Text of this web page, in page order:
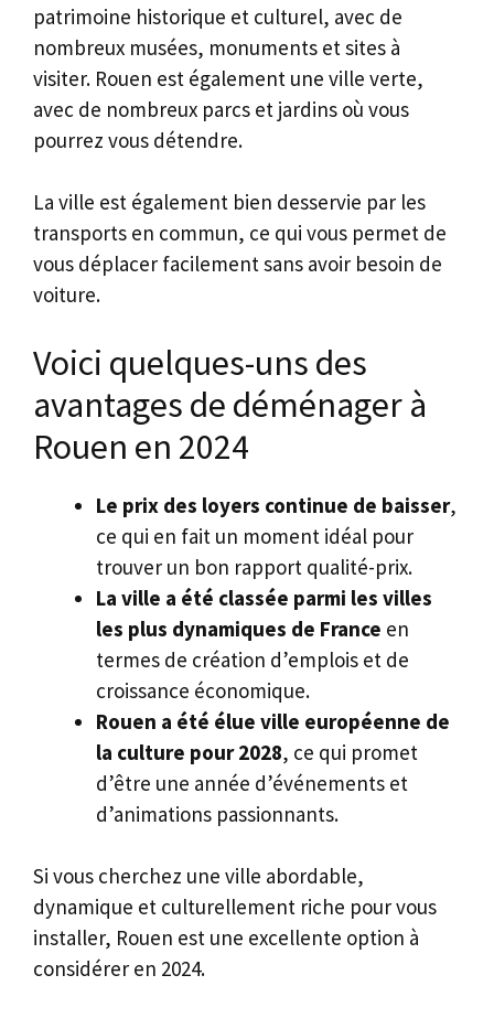
patrimoine historique et culturel, avec de
nombreux musées, monuments et sites à
visiter. Rouen est également une ville verte,
avec de nombreux parcs et jardins où vous
pourrez vous détendre.
La ville est également bien desservie par les
transports en commun, ce qui vous permet de
vous déplacer facilement sans avoir besoin de
voiture.
Voici quelques-uns des
avantages de déménager à
Rouen en 2024
Le prix des loyers continue de baisser,
ce qui en fait un moment idéal pour
trouver un bon rapport qualité-prix.
La ville a été classée parmi les villes
les plus dynamiques de France en
termes de création d’emplois et de
croissance économique.
Rouen a été élue ville européenne de
la culture pour 2028, ce qui promet
d’être une année d’événements et
d’animations passionnants.
Si vous cherchez une ville abordable,
dynamique et culturellement riche pour vous
installer, Rouen est une excellente option à
considérer en 2024.